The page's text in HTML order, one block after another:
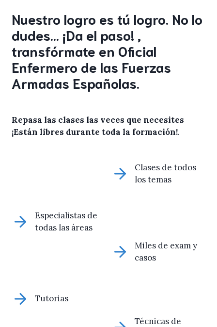
Nuestro logro es tú logro. No lo
dudes… ¡Da el paso! ,
transfórmate en Oficial
Enfermero de las Fuerzas
Armadas Españolas.
Repasa las clases las veces que necesites
¡Están libres durante toda la formación!.
Clases de todos
los temas
Especialistas de
todas las áreas
Miles de exam y
casos
Tutorias
Técnicas de